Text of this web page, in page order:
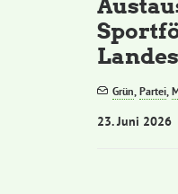
Landes
Grün,Partei,
23. Juni 2026